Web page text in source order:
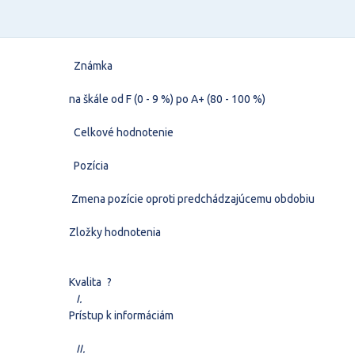
Známka
na škále od F (0 - 9 %) po A+ (80 - 100 %)
Celkové hodnotenie
Pozícia
Zmena pozície oproti predchádzajúcemu obdobiu
Zložky hodnotenia
Kvalita?
I.
Prístup k informáciám
II.